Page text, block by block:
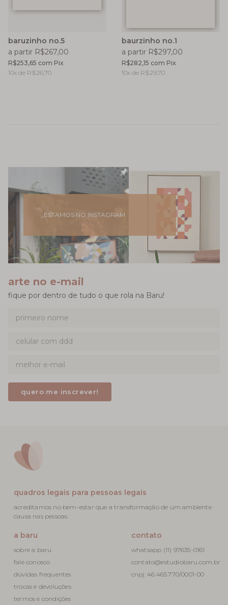
baruzinho no.5
a partir R$267,00
R$253,65 com Pix
10x de R$26,70
baurzinho no.1
a partir R$297,00
R$282,15 com Pix
10x de R$29,70
ESTAMOS NO INSTAGRAM
arte no e-mail
fique por dentro de tudo o que rola na Baru!
quadros legais para pessoas legais
acreditamos no bem-estar que a transformação de um ambiente
causa nas pessoas.
a baru
sobre a baru
fale conosco
dúvidas frequentes
trocas e devoluções
termos e condições
contato
whatsapp (11) 97635-0161
contato@estudiobaru.com.br
cnpj: 46.465.770/0001-00